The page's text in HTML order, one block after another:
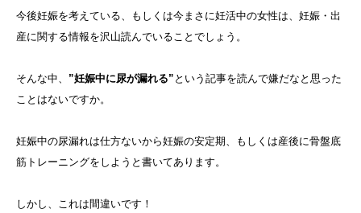
今後妊娠を考えている、もしくは今まさに妊活中の女性は、妊娠・出
産に関する情報を沢山読んでいることでしょう。
そんな中、 ”妊娠中に尿が漏れる” という記事を読んで嫌だなと思った
ことはないですか。
妊娠中の尿漏れは仕方ないから妊娠の安定期、もしくは産後に骨盤底
筋トレーニングをしようと書いてあります。
しかし、これは間違いです！